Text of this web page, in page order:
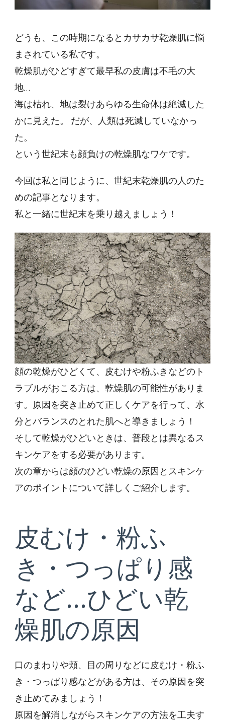
どうも、この時期になるとカサカサ乾燥肌に悩
まされている私です。
乾燥肌がひどすぎて最早私の皮膚は不毛の大
地…
海は枯れ、地は裂けあらゆる生命体は絶滅した
かに見えた。 だが、人類は死滅していなかっ
た。
という世紀末も顔負けの乾燥肌なワケです。
今回は私と同じように、世紀末乾燥肌の人のた
めの記事となります。
私と一緒に世紀末を乗り越えましょう！
顔の乾燥がひどくて、皮むけや粉ふきなどのト
ラブルがおこる方は、乾燥肌の可能性がありま
す。原因を突き止めて正しくケアを行って、水
分とバランスのとれた肌へと導きましょう！
そして乾燥がひどいときは、普段とは異なるス
キンケアをする必要があります。
次の章からは顔のひどい乾燥の原因とスキンケ
アのポイントについて詳しくご紹介します。
皮むけ・粉ふ
き・つっぱり感
など…ひどい乾
燥肌の原因
口のまわりや頬、目の周りなどに皮むけ・粉ふ
き・つっぱり感などがある方は、その原因を突
き止めてみましょう！
原因を解消しながらスキンケアの方法を工夫す